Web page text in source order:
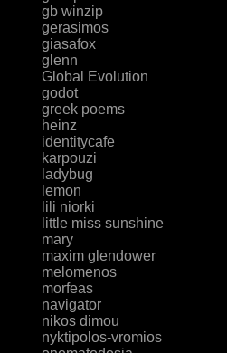
gb winzip
gerasimos
giasafox
glenn
Global Evolution
godot
greek poems
heinz
identitycafe
karpouzi
ladybug
lemon
lili niorki
little miss sunshine
mary
maxim glendower
melomenos
morfeas
navigator
nikos dimou
nyktipolos-vromios